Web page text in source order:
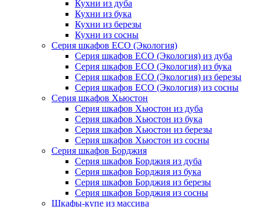
Кухни из дуба
Кухни из бука
Кухни из березы
Кухни из сосны
Серия шкафов ECO (Экология)
Серия шкафов ECO (Экология) из дуба
Серия шкафов ECO (Экология) из бука
Серия шкафов ECO (Экология) из березы
Серия шкафов ECO (Экология) из сосны
Серия шкафов Хьюстон
Серия шкафов Хьюстон из дуба
Серия шкафов Хьюстон из бука
Серия шкафов Хьюстон из березы
Серия шкафов Хьюстон из сосны
Серия шкафов Борджия
Серия шкафов Борджия из дуба
Серия шкафов Борджия из бука
Серия шкафов Борджия из березы
Серия шкафов Борджия из сосны
Шкафы-купе из массива